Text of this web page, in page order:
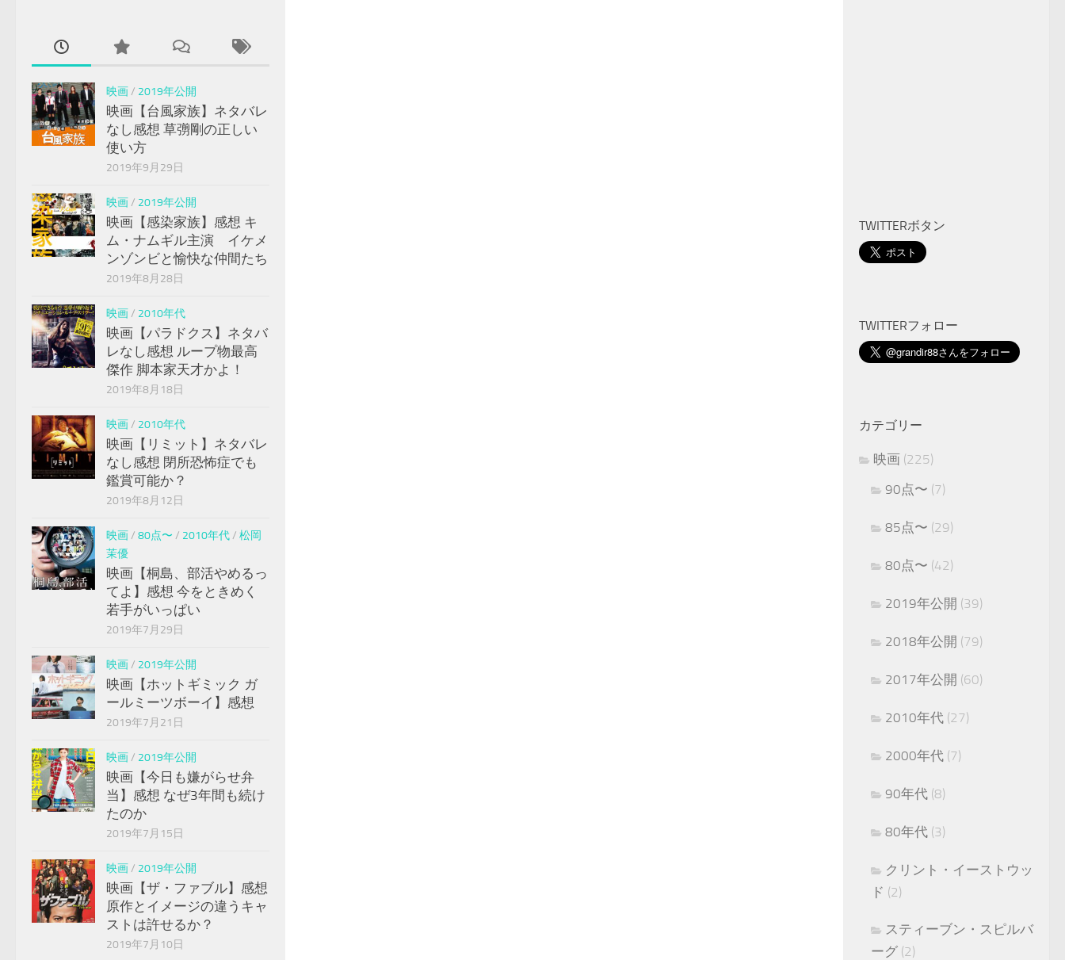
映画/ 2019年公開
映画【台風家族】ネタバレ
なし感想 草彅剛の正しい
使い方
2019年9月29日
映画/ 2019年公開
映画【感染家族】感想 キ
ム・ナムギル主演 イケメ
ンゾンビと愉快な仲間たち
2019年8月28日
映画/ 2010年代
映画【パラドクス】ネタバ
レなし感想 ループ物最高
傑作 脚本家天才かよ！
2019年8月18日
映画/ 2010年代
映画【リミット】ネタバレ
なし感想 閉所恐怖症でも
鑑賞可能か？
2019年8月12日
映画/ 80点〜 / 2010年代/ 松岡
茉優
映画【桐島、部活やめるっ
てよ】感想 今をときめく
若手がいっぱい
2019年7月29日
映画/ 2019年公開
映画【ホットギミック ガ
ールミーツボーイ】感想
2019年7月21日
映画/ 2019年公開
映画【今日も嫌がらせ弁
当】感想 なぜ3年間も続け
たのか
2019年7月15日
映画/ 2019年公開
映画【ザ・ファブル】感想
原作とイメージの違うキャ
ストは許せるか？
2019年7月10日
TWITTERボタン
TWITTERフォロー
カテゴリー
映画 (225)
90点〜 (7)
85点〜 (29)
80点〜 (42)
2019年公開 (39)
2018年公開 (79)
2017年公開 (60)
2010年代 (27)
2000年代 (7)
90年代 (8)
80年代 (3)
クリント・イーストウッ
ド (2)
スティーブン・スピルバ
ーグ (2)